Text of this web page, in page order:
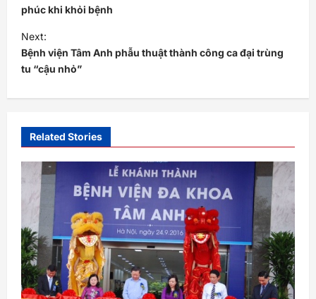
s
t
n
a
v
g
a
t
o
n
phúc khi khỏi bệnh
Next:
Bệnh viện Tâm Anh phẫu thuật thành công ca đại trùng
tu “cậu nhỏ”
Related Stories